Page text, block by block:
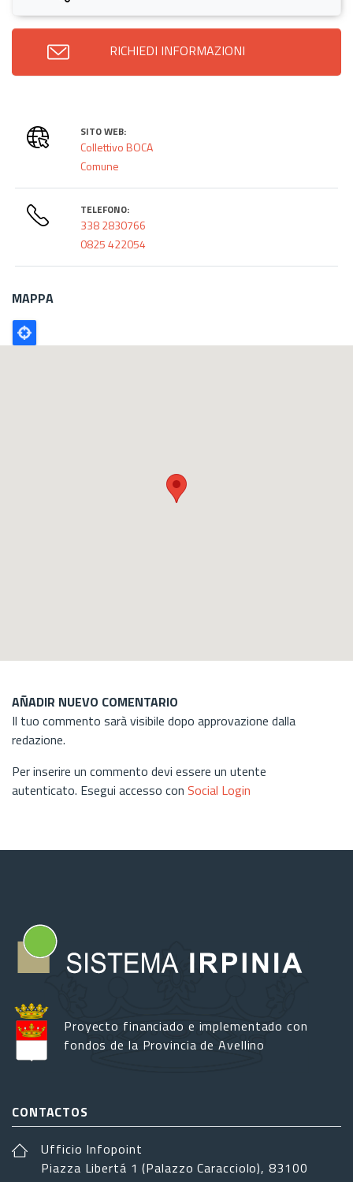
RICHIEDI INFORMAZIONI
SITO WEB:
Collettivo BOCA
Comune
TELEFONO:
338 2830766
0825 422054
MAPPA
Poligono
GEO
AÑADIR NUEVO COMENTARIO
Il tuo commento sarà visibile dopo approvazione dalla
redazione.
Per inserire un commento devi essere un utente
autenticato. Esegui accesso con Social Login
Proyecto financiado e implementado con
fondos de la Provincia de Avellino
CONTACTOS
Ufficio Infopoint
Piazza Libertá 1 (Palazzo Caracciolo), 83100